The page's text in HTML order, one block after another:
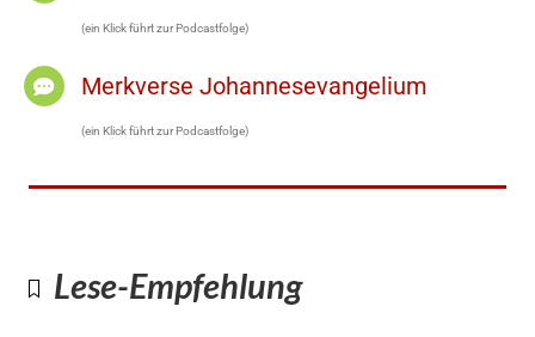
(ein Klick führt zur Podcastfolge)
Merkverse Johannesevangelium
(ein Klick führt zur Podcastfolge)
Lese-Empfehlung